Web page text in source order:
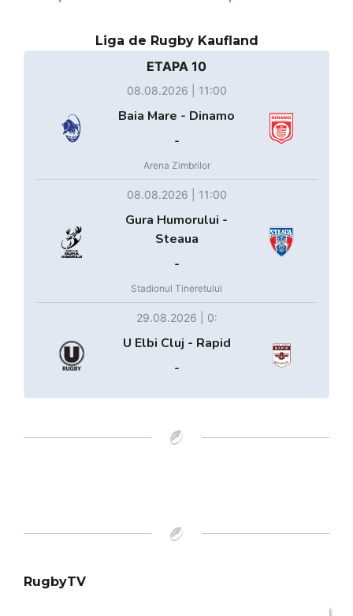
Liga de Rugby Kaufland
ETAPA 10
08.08.2026 | 11:00
Baia Mare - Dinamo
-
Arena Zimbrilor
08.08.2026 | 11:00
Gura Humorului -
Steaua
-
Stadionul Tineretului
29.08.2026 | 0:
U Elbi Cluj - Rapid
-
RugbyTV